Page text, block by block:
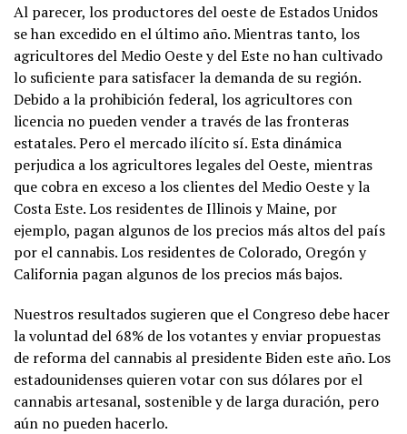
Al parecer, los productores del oeste de Estados Unidos
se han excedido en el último año. Mientras tanto, los
agricultores del Medio Oeste y del Este no han cultivado
lo suficiente para satisfacer la demanda de su región.
Debido a la prohibición federal, los agricultores con
licencia no pueden vender a través de las fronteras
estatales. Pero el mercado ilícito sí. Esta dinámica
perjudica a los agricultores legales del Oeste, mientras
que cobra en exceso a los clientes del Medio Oeste y la
Costa Este. Los residentes de Illinois y Maine, por
ejemplo, pagan algunos de los precios más altos del país
por el cannabis. Los residentes de Colorado, Oregón y
California pagan algunos de los precios más bajos.
Nuestros resultados sugieren que el Congreso debe hacer
la voluntad del 68% de los votantes y enviar propuestas
de reforma del cannabis al presidente Biden este año. Los
estadounidenses quieren votar con sus dólares por el
cannabis artesanal, sostenible y de larga duración, pero
aún no pueden hacerlo.